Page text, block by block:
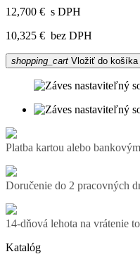
12,700 € s DPH
10,325 € bez DPH
shopping_cart Vložiť do košíka
Platba kartou alebo
Doručenie do 2 pracovných
14-dňová lehota na vrátenie
Katalóg